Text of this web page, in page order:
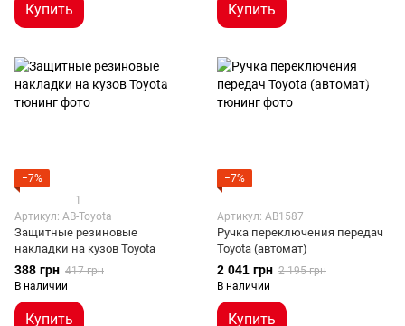
Купить Купить
−7%
1
Артикул: AB-Toyota
Защитные резиновые
накладки на кузов Toyota
388 грн 417 грн
В наличии
Купить
−7%
Артикул: AB1587
Ручка переключения передач
Toyota (автомат)
2 041 грн 2 195 грн
В наличии
Купить